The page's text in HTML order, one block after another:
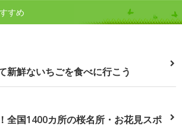
すめ
新鮮ないちごを食べに行こう
全国1400カ所の桜名所・お花見スポ